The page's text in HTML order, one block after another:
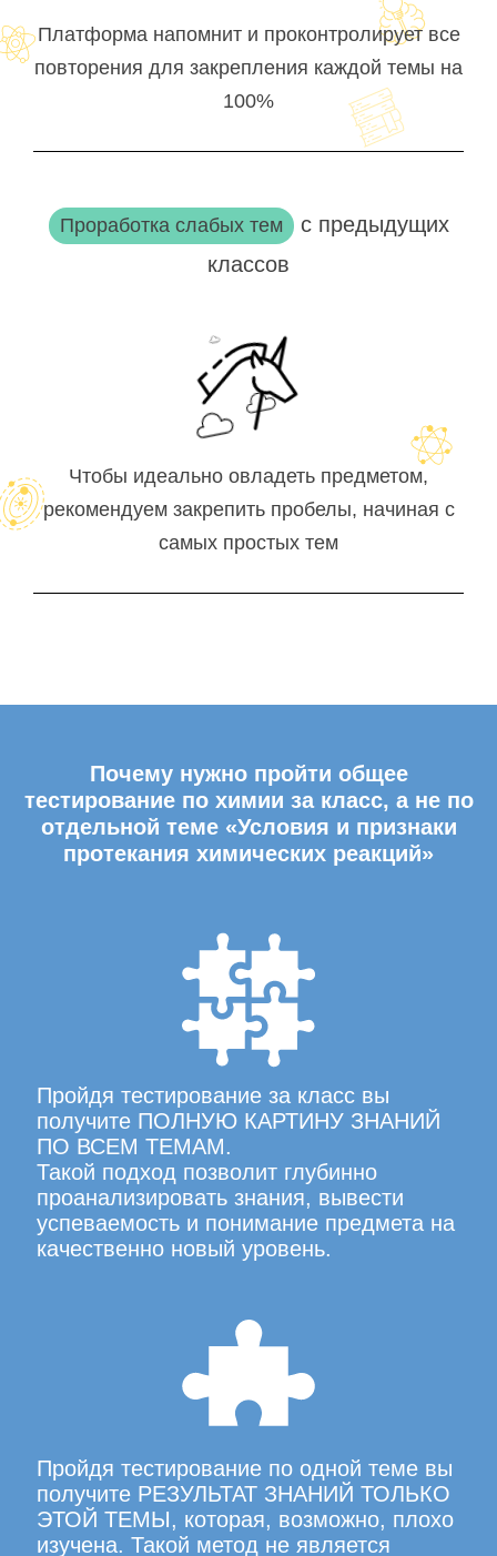
Платформа напомнит и проконтролирует все
повторения для закрепления каждой темы на
100%
Проработка слабых тем с предыдущих
классов
Чтобы идеально овладеть предметом,
рекомендуем закрепить пробелы, начиная с
самых простых тем
Почему нужно пройти общее
тестирование по химии за класс, а не по
отдельной теме «Условия и признаки
протекания химических реакций»
Пройдя тестирование за класс вы
получите ПОЛНУЮ КАРТИНУ ЗНАНИЙ
ПО ВСЕМ ТЕМАМ.
Такой подход позволит глубинно
проанализировать знания, вывести
успеваемость и понимание предмета на
качественно новый уровень.
Пройдя тестирование по одной теме вы
получите РЕЗУЛЬТАТ ЗНАНИЙ ТОЛЬКО
ЭТОЙ ТЕМЫ, которая, возможно, плохо
изучена. Такой метод не является